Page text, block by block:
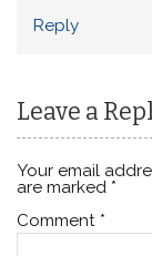
Reply
Leave a
Your email
are marked *
Comment *